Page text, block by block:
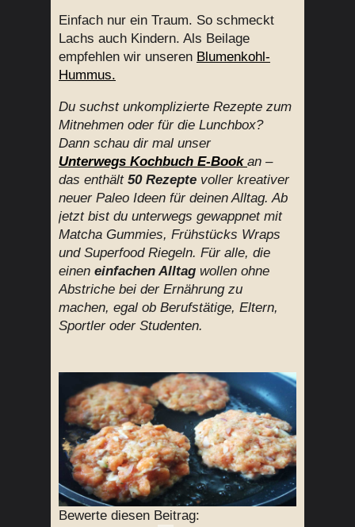
Bewerte diesen Beitrag:
Einfach nur ein Traum. So schmeckt
Lachs auch Kindern. Als Beilage
empfehlen wir unseren Blumenkohl-
Hummus.
Du suchst unkomplizierte Rezepte zum
Mitnehmen oder für die Lunchbox?
Dann schau dir mal unser
Unterwegs Kochbuch E-Book an –
das enthält50 Rezepte voller kreativer
neuer Paleo Ideen für deinen Alltag. Ab
jetzt bist du unterwegs gewappnet mit
Matcha Gummies, Frühstücks Wraps
und Superfood Riegeln. Für alle, die
einen einfachen Alltag wollen ohne
Abstriche bei der Ernährung zu
machen, egal ob Berufstätige, Eltern,
Sportler oder Studenten.